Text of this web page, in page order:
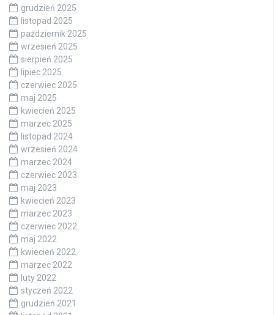
grudzień 2025
listopad 2025
październik 2025
wrzesień 2025
sierpień 2025
lipiec 2025
czerwiec 2025
maj 2025
kwiecień 2025
marzec 2025
listopad 2024
wrzesień 2024
marzec 2024
czerwiec 2023
maj 2023
kwiecień 2023
marzec 2023
czerwiec 2022
maj 2022
kwiecień 2022
marzec 2022
luty 2022
styczeń 2022
grudzień 2021